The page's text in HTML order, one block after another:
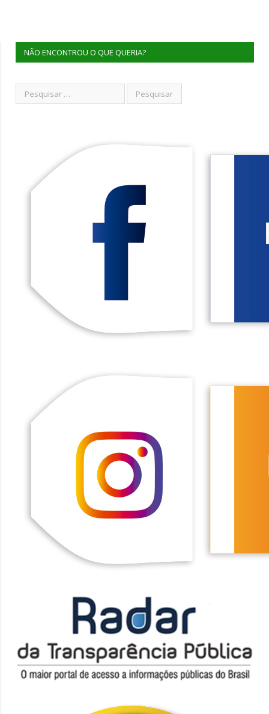
NÃO ENCONTROU O QUE QUERIA?